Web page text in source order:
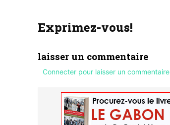
Exprimez-vous!
laisser un commentaire
Connecter pour laisser un commentaire